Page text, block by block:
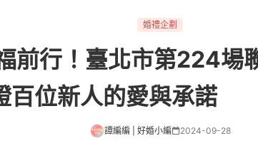
婚禮企劃
前行！臺北市第224場
位新人的愛與承諾
譚編編 | 好婚小編 2024-09-28